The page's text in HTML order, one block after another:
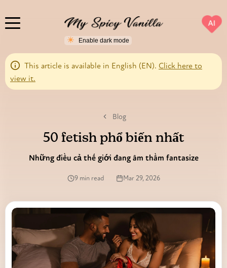
AI
This article is available in English (EN). Click here to
view it.
Blog
50 fetish phổ biến nhất
Những điều cả thế giới đang âm thầm fantasize
9 min read Mar 29, 2026